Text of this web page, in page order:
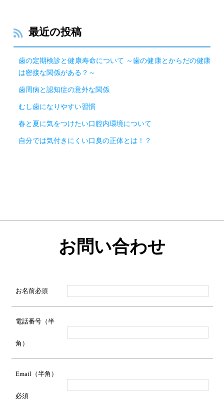
最近の投稿
歯の定期検診と健康寿命について ～歯の健康とからだの健康
は密接な関係がある？～
歯周病と認知症の意外な関係
むし歯になりやすい習慣
春と夏に気をつけたい口腔内環境について
自分では気付きにくい口臭の正体とは！？
お問い合わせ
お名前必須
電話番号（半
角）
Email（半角）
必須